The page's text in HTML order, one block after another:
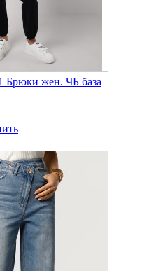
Брюки жен. ЧБ база